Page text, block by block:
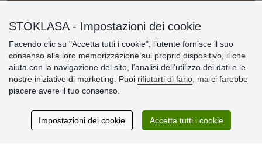
Informazioni importanti
» Impostazioni dei cookie
» Termini & Condizioni
» Informativa sulla Privacy
» Consegna e pagamento
» Garanzia e resi
STOKLASA - Impostazioni dei cookie
Facendo clic su "Accetta tutti i cookie", l’utente fornisce il suo
consenso alla loro memorizzazione sul proprio dispositivo, il che
aiuta con la navigazione del sito, l'analisi dell'utilizzo dei dati e le
nostre iniziative di marketing. Puoi rifiutarti di farlo , ma ci farebbe
piacere avere il tuo consenso.
Impostazioni dei cookie Accetta tutti i cookie